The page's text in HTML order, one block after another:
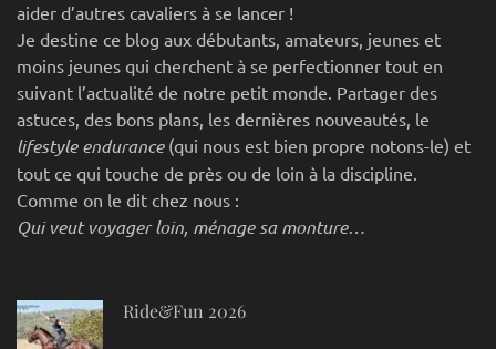
aider d’autres cavaliers à se lancer !
Je destine ce blog aux débutants, amateurs, jeunes et
moins jeunes qui cherchent à se perfectionner tout en
suivant l’actualité de notre petit monde. Partager des
astuces, des bons plans, les dernières nouveautés, le
lifestyle endurance(qui nous est bien propre notons-le) et
tout ce qui touche de près ou de loin à la discipline.
Comme on le dit chez nous :
Qui veut voyager loin, ménage sa monture…
Ride&Fun 2026